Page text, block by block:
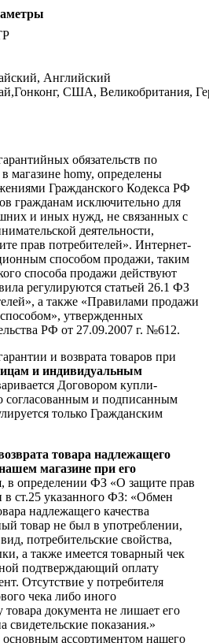
Английский
США, Великобритания,
обязательств по
магазине homy, определены
Гражданского Кодекса РФ
гражданам исключительно для
и иных нужд, не связанных с
деятельности,
прав потребителей». Интернет-
способом продажи, таким
способа продажи действуют
регулируются статьей 26.1 ФЗ
а также «Правилами продажи
утвержденных
РФ от 27.09.2007 г. №612.
и возврата товаров при
и индивидуальным
Договором купли-
согласованным и подписанным
только Гражданским
товара надлежащего
магазине при его
, в определении ФЗ «О защите прав
в ст.25 указанного ФЗ: «Обмен
надлежащего качества
товар не был в употреблении,
потребительские свойства,
а также имеется товарный чек
подтверждающий оплату
Отсутствие у потребителя
чека либо иного
документа не лишает его
свидетельские показания.»
ассортиментом нашего